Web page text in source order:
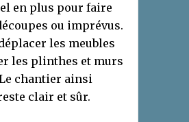
en plus pour faire
ou imprévus.
les meubles
les plinthes et murs
chantier ainsi
clair et sûr.